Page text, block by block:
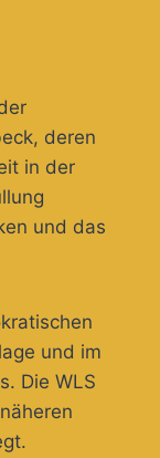
deren
in der
und das
und im
Die WLS